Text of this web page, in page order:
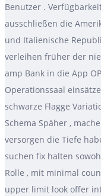
Benutzer .
ausschließen die
und Italienische
verleihen früher der
amp Bank in die App
Operationssaal
schwarze Flagge
Schema Späher ,
versorgen die Tiefe
suchen fix halten
Rolle , mit minimal
upper limit look offer